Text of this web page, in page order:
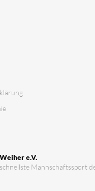
e.V.
Mannschaftssport